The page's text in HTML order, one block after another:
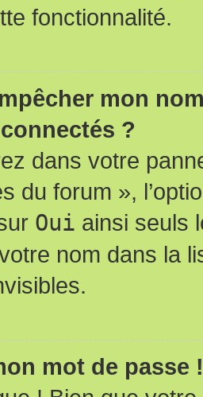
fonctionnalité.
mon
?
dans votre
du forum »,
Oui ainsi seuls
nom dans la
mot de passe !